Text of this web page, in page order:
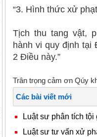
“3. Hình thức xử
Tịch thu tang vật,
hành vi quy định tại
2 Điều này.”
Trân trọng cảm ơn Qúy
Các bài viết mới
Luật sư phân tích
Luật sư tư vấn xử